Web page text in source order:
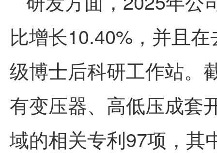
比增长10.40%，并且
级博士后科研工作站。
有变压器、高低压成套
域的相关专利97项，其